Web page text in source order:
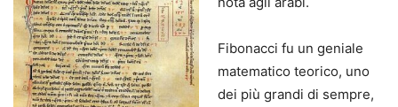
Fibonacci fu un geniale
matematico teorico, uno
dei più grandi di sempre,